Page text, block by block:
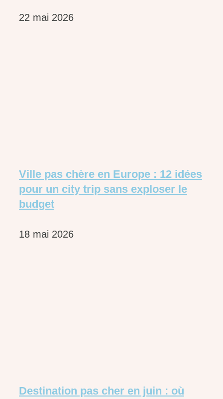
22 mai 2026
Ville pas chère en Europe : 12 idées
pour un city trip sans exploser le
budget
18 mai 2026
Destination pas cher en juin : où